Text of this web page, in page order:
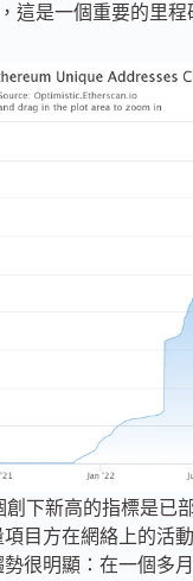
這是一個重要的里程
創下新高的指標是已
目方在網絡上的活
很明顯：在一個多